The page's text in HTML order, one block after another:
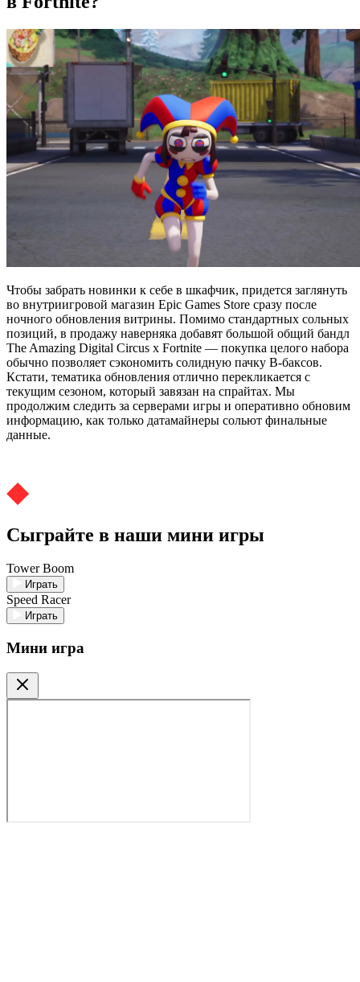
Чтобы забрать новинки к себе в шкафчик, придется заглянуть
во внутриигровой магазин Epic Games Store сразу после
ночного обновления витрины. Помимо стандартных сольных
позиций, в продажу наверняка добавят большой общий бандл
The Amazing Digital Circus x Fortnite — покупка целого набора
обычно позволяет сэкономить солидную пачку В-баксов.
Кстати, тематика обновления отлично перекликается с
текущим сезоном, который завязан на спрайтах. Мы
продолжим следить за серверами игры и оперативно обновим
информацию, как только датамайнеры сольют финальные
данные.
Сыграйте в наши мини игры
Tower Boom
Играть
Speed Racer
Играть
Мини игра